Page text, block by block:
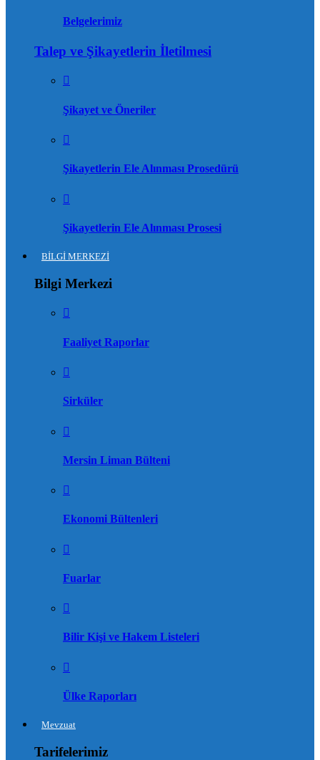
Belgelerimiz
Talep ve Şikayetlerin İletilmesi
Şikayet ve Öneriler
Şikayetlerin Ele Alınması Prosedürü
Şikayetlerin Ele Alınması Prosesi
BİLGİ MERKEZİ
Bilgi Merkezi
Faaliyet Raporlar
Sirküler
Mersin Liman Bülteni
Ekonomi Bültenleri
Fuarlar
Bilir Kişi ve Hakem Listeleri
Ülke Raporları
Mevzuat
Tarifelerimiz